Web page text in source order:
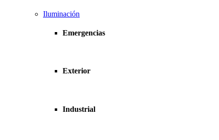
Iluminación
Emergencias
Exterior
Industrial